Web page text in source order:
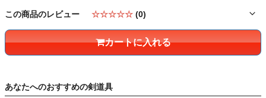
この商品のレビュー ☆☆☆☆☆ (0)
カートに入れる
あなたへのおすすめの剣道具